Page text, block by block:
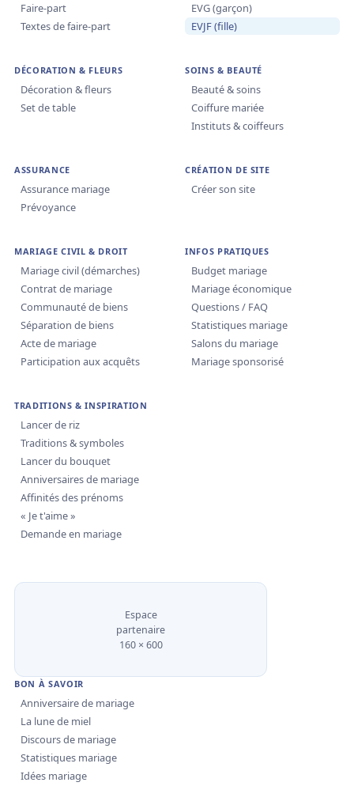
Faire-part
Textes de faire-part
EVG (garçon)
EVJF (fille)
DÉCORATION & FLEURS
Décoration & fleurs
Set de table
SOINS & BEAUTÉ
Beauté & soins
Coiffure mariée
Instituts & coiffeurs
ASSURANCE
Assurance mariage
Prévoyance
CRÉATION DE SITE
Créer son site
MARIAGE CIVIL & DROIT
Mariage civil (démarches)
Contrat de mariage
Communauté de biens
Séparation de biens
Acte de mariage
Participation aux acquêts
INFOS PRATIQUES
Budget mariage
Mariage économique
Questions / FAQ
Statistiques mariage
Salons du mariage
Mariage sponsorisé
TRADITIONS & INSPIRATION
Lancer de riz
Traditions & symboles
Lancer du bouquet
Anniversaires de mariage
Affinités des prénoms
« Je t'aime »
Demande en mariage
Espace
partenaire
160 × 600
BON À SAVOIR
Anniversaire de mariage
La lune de miel
Discours de mariage
Statistiques mariage
Idées mariage